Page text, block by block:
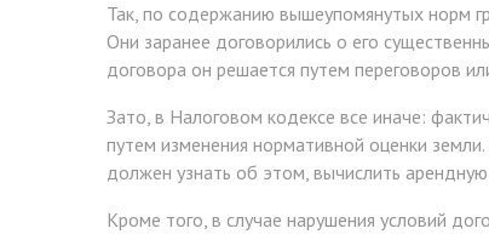
Так, по содержанию вышеупомянутых норм
Они заранее договорились о его
договора он решается путем переговоров
Зато, в Налоговом кодексе все иначе:
путем изменения нормативной оценки
должен узнать об этом, вычислить
Кроме того, в случае нарушения условий